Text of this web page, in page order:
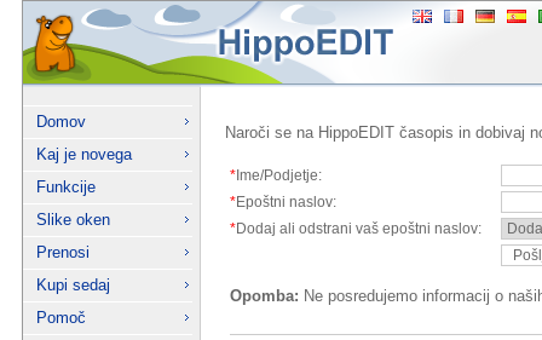
Domov
Kaj je novega
Funkcije
Slike oken
Prenosi
Kupi sedaj
Pomoč
Naroči se na HippoEDIT časopis in dobivaj
*Ime/Podjetje:
*Epoštni naslov:
*Dodaj ali odstrani vaš epoštni naslov:
Opomba: Ne posredujemo informacij o